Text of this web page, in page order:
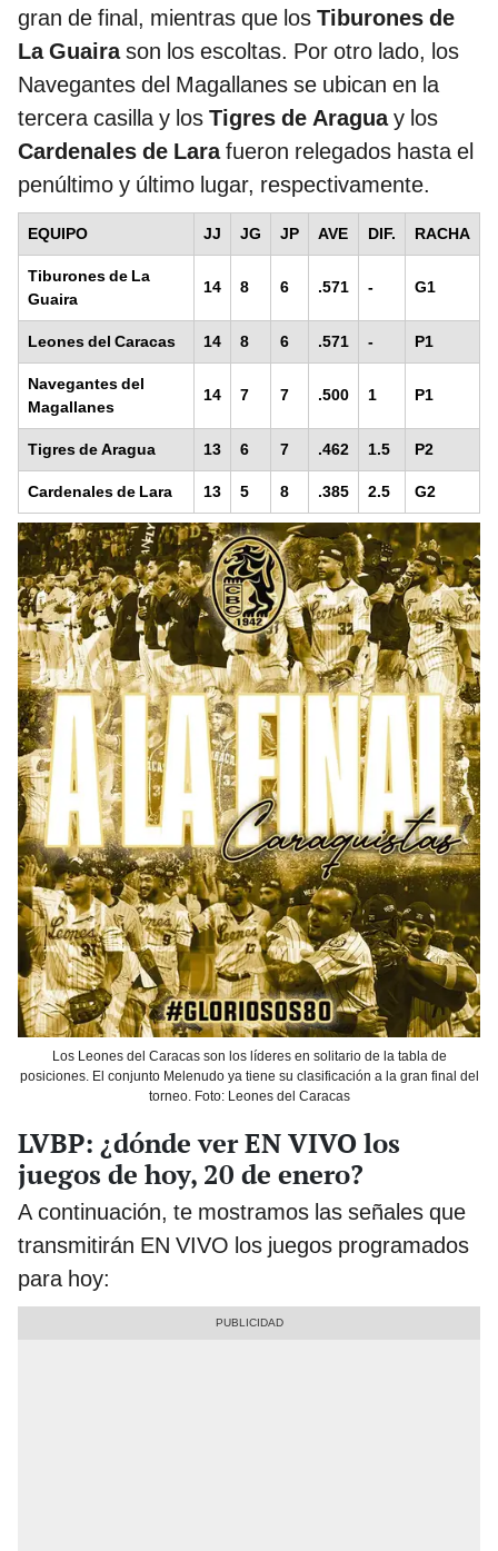
gran de final, mientras que los Tiburones de
La Guairason los escoltas. Por otro lado, los
Navegantes del Magallanes se ubican en la
tercera casilla y los Tigres de Araguay los
Cardenales de Larafueron relegados hasta el
penúltimo y último lugar, respectivamente.
EQUIPO JJ JG JP AVE DIF. RACHA
Tiburones de La
Guaira
14 8 6 .571 - G1
Leones del Caracas 14 8 6 .571 - P1
Navegantes del
Magallanes
14 7 7 .500 1 P1
Tigres de Aragua 13 6 7 .462 1.5 P2
Cardenales de Lara 13 5 8 .385 2.5 G2
Los Leones del Caracas son los líderes en solitario de la tabla de
posiciones. El conjunto Melenudo ya tiene su clasificación a la gran final del
torneo. Foto: Leones del Caracas
LVBP: ¿dónde ver EN VIVO los
juegos de hoy, 20 de enero?
A continuación, te mostramos las señales que
transmitirán EN VIVO los juegos programados
para hoy: